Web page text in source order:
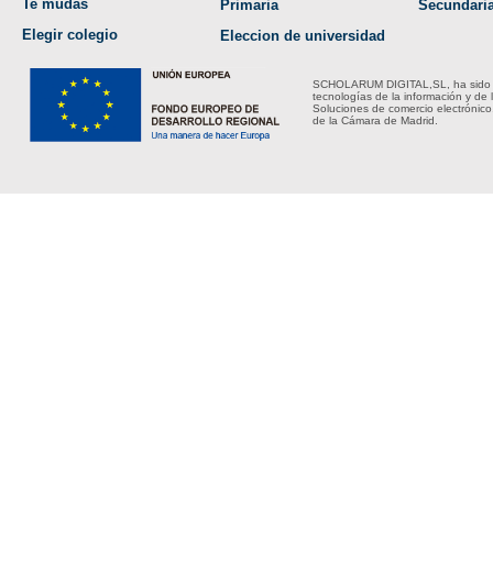
Te mudas
Elegir colegio
Primaria
Eleccion de universidad
SCHOLARUM DIGITAL,SL, ha
tecnologías de la información y de
Soluciones de comercio
de la Cámara de Madrid.